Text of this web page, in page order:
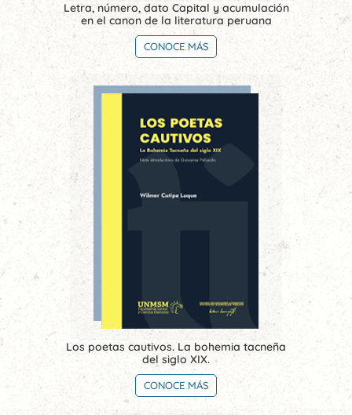
Letra, número, dato Capital y acumulación
en el canon de la literatura peruana
CONOCE MÁS
Los poetas cautivos. La bohemia tacneña
del siglo XIX.
CONOCE MÁS